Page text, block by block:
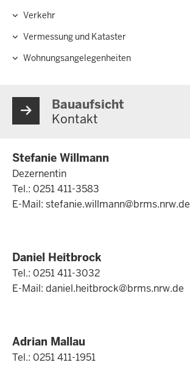
Verkehr
Vermessung und Kataster
Wohnungsangelegenheiten
Bauaufsicht
Kontakt
Stefanie Willmann
Dezernentin
Tel.: 0251 411-3583
E-Mail: stefanie.willmann@brms.nrw.de
Daniel Heitbrock
Tel.: 0251 411-3032
E-Mail: daniel.heitbrock@brms.nrw.de
Adrian Mallau
Tel.: 0251 411-1951